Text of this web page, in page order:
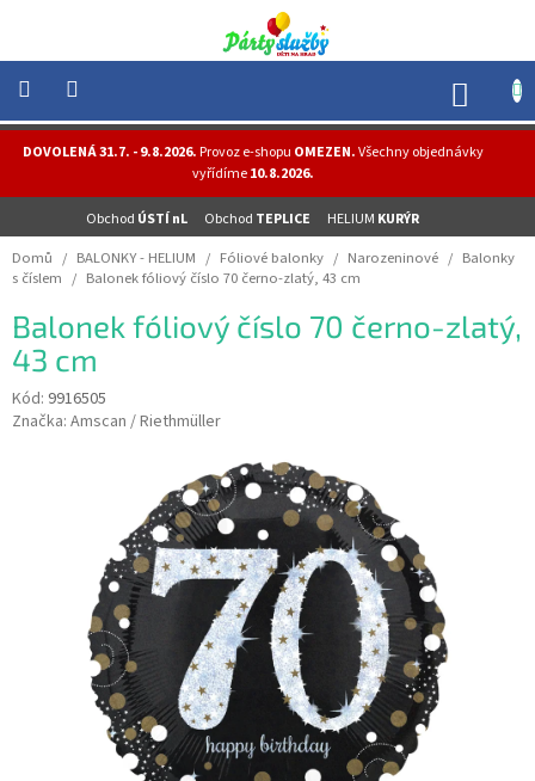
obsah
DOVOLENÁ 31.7. - 9.8.2026.Provoz e-shopu OMEZEN.Všechny objednávky
vyřídíme10.8.2026.
Obchod ÚSTÍ nL Obchod TEPLICE HELIUM KURÝR
NOVINKY
HELIUM
-
OSLAVY
MASKY
-
KOSTÝMY
Domů / BALONKY - HELIUM / Fóliové balonky / Narozeninové / Balonky
s číslem / Balonek fóliový číslo 70 černo-zlatý, 43 cm
Balonek fóliový číslo 70 černo-zlatý,
43 cm
Kód: 9916505
Značka: Amscan / Riethmüller